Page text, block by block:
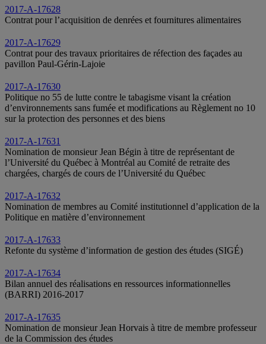
2017-A-17628
Contrat pour l’acquisition de denrées et fournitures alimentaires
2017-A-17629
Contrat pour des travaux prioritaires de réfection des façades au
pavillon Paul‑Gérin‑Lajoie
2017-A-17630
Politique no 55 de lutte contre le tabagisme visant la création
d’environnements sans fumée et modifications au Règlement no 10
sur la protection des personnes et des biens
2017-A-17631
Nomination de monsieur Jean Bégin à titre de représentant de
l’Université du Québec à Montréal au Comité de retraite des
chargées, chargés de cours de l’Université du Québec
2017-A-17632
Nomination de membres au Comité institutionnel d’application de la
Politique en matière d’environnement
2017-A-17633
Refonte du système d’information de gestion des études (SIGÉ)
2017-A-17634
Bilan annuel des réalisations en ressources informationnelles
(BARRI) 2016-2017
2017-A-17635
Nomination de monsieur Jean Horvais à titre de membre professeur
de la Commission des études